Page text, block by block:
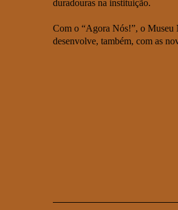
duradouras na instituição.
Com o “Agora Nós!”, o Museu
desenvolve, também, com as